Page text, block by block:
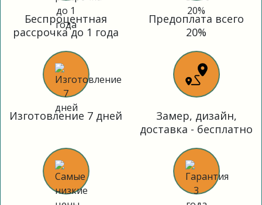
Беспроцентная
рассрочка до 1 года
Предоплата всего
20%
Изготовление 7 дней
Замер, дизайн,
доставка - бесплатно